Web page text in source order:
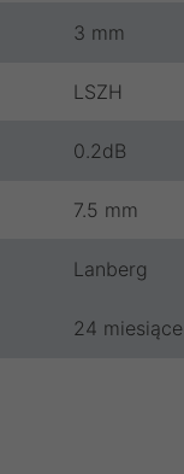
3 mm
LSZH
0.2dB
7.5 mm
Lanberg
24 miesiące